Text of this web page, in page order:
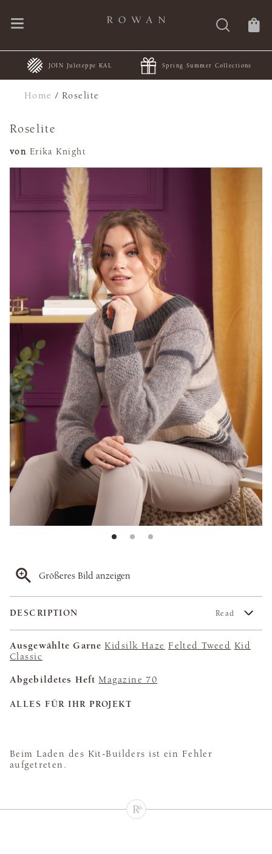
JOIN Juleteppe KAL Spring Summer Collections
Home /Roselite
Roselite
von Erika Knight
Größeres Bild anzeigen
DESCRIPTION Read
Ausgewählte Garne Kidsilk Haze Felted Tweed Kid
Classic
Abgebildetes Heft Magazine 70
ALLES FÜR IHR PROJEKT
Beim Laden des Kit-Builders ist ein Fehler
aufgetreten.